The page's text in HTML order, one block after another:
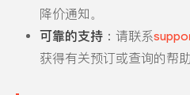
降价通知。
可靠的支持：请联系
获得有关预订或查询的帮助